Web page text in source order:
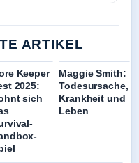
ARTIKEL
Keeper
2025:
sich
Maggie Smith:
Todesursache,
Krankheit und
Leben